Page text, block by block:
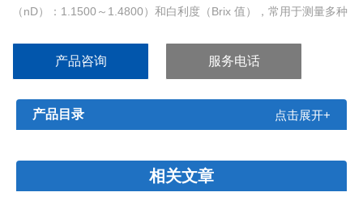
（nD）：1.1500～1.4800）和白利度（Brix 值），常用于测量多种
产品咨询 服务电话
产品目录 点击展开+
相关文章